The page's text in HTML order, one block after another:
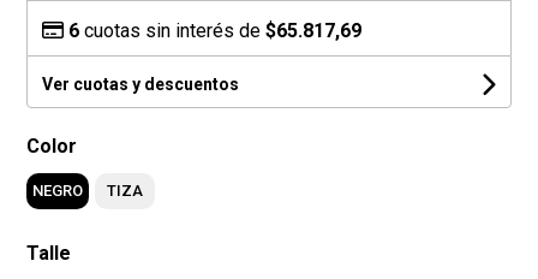
6 cuotas sin interés de$65.817,69
Ver cuotas y descuentos
Color
NEGRO TIZA
Talle